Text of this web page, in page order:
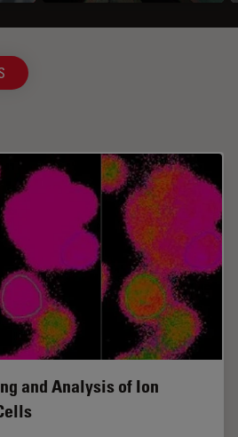
and Analysis of Ion